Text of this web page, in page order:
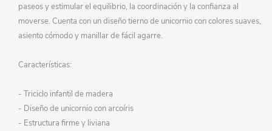
paseos y estimular el equilibrio, la coordinación y la confianza al
moverse. Cuenta con un diseño tierno de unicornio con colores suaves,
asiento cómodo y manillar de fácil agarre.
Características:
- Triciclo infantil de madera
- Diseño de unicornio con arcoíris
- Estructura firme y liviana